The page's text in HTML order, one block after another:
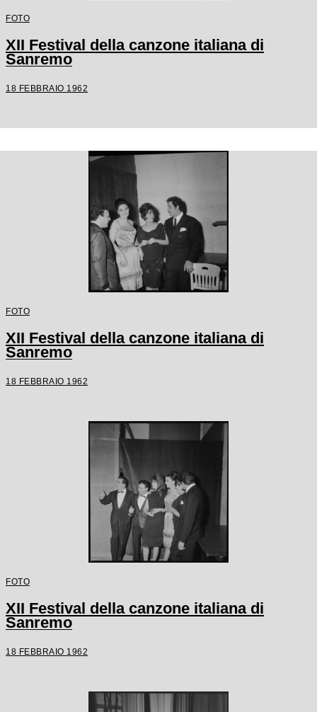
FOTO
XII Festival della canzone italiana di
Sanremo
18 FEBBRAIO 1962
FOTO
XII Festival della canzone italiana di
Sanremo
18 FEBBRAIO 1962
FOTO
XII Festival della canzone italiana di
Sanremo
18 FEBBRAIO 1962